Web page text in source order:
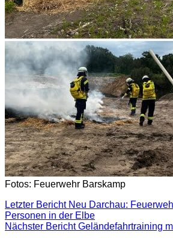
Fotos: Feuerwehr Barskamp
Letzter BerichtNeu Darchau:
Personen in der Elbe
Nächster BerichtGeländefahrtraining